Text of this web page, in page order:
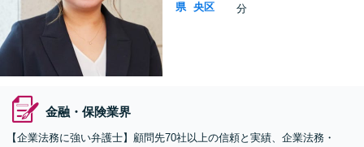
県 央区
分
金融・保険業界
【企業法務に強い弁護士】顧問先70社以上の信頼と実績、企業法務・